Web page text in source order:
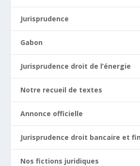
Jurisprudence
Gabon
Jurisprudence droit de l’énergie
Notre recueil de textes
Annonce officielle
Jurisprudence droit bancaire et
Nos fictions juridiques